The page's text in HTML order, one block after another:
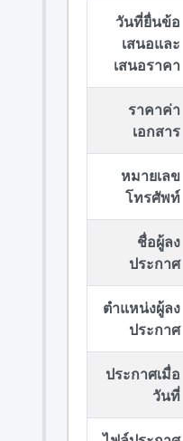
วันที่ยื่นข้อ
เสนอและ
เสนอราคา
ราคาค่า
เอกสาร
หมายเลข
โทรศัพท์
ชื่อผู้ลง
ประกาศ
ตำแหน่งผู้ลง
ประกาศ
ประกาศเมื่อ
วันที่